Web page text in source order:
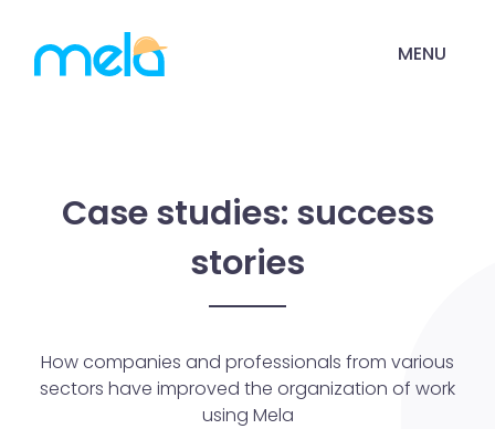
MENU
Case studies: success
stories
How companies and professionals from various
sectors have improved the organization of work
using Mela